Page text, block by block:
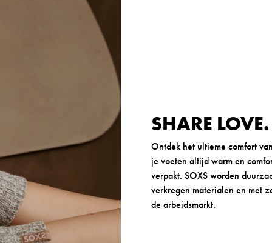
SHARE
Ontdek het ultieme comfort
je voeten altijd warm en
verpakt. SOXS worden
verkregen materialen en met
de arbeidsmarkt.